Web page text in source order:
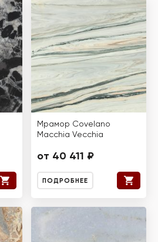
Мрамор Covelano
Macchia Vecchia
от 40 411 ₽
ПОДРОБНЕЕ